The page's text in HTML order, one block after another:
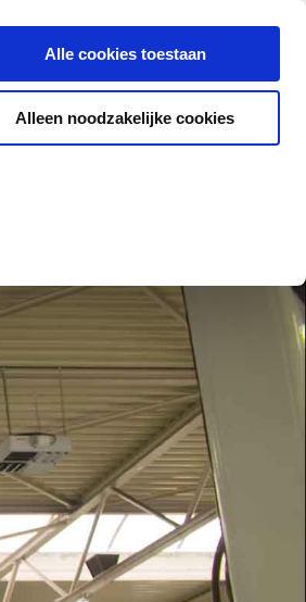
Alle cookies toestaan
Alleen noodzakelijke cookies
Contact